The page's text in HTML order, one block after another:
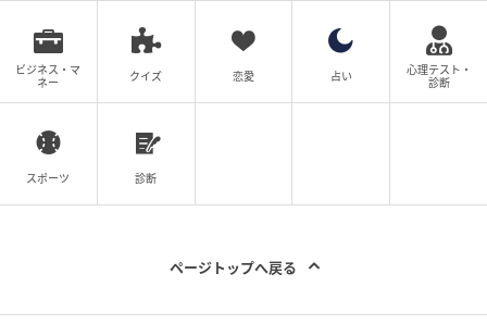
ビジネス・マ
ネー
クイズ 恋愛 占い
心理テスト・
診断
スポーツ 診断
ページトップへ戻る